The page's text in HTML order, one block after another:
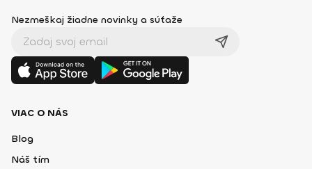
Nezmeškaj žiadne novinky a súťaže
VIAC O NÁS
Blog
Náš tím